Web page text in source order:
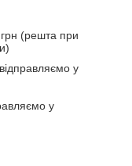
(решта при
у
у